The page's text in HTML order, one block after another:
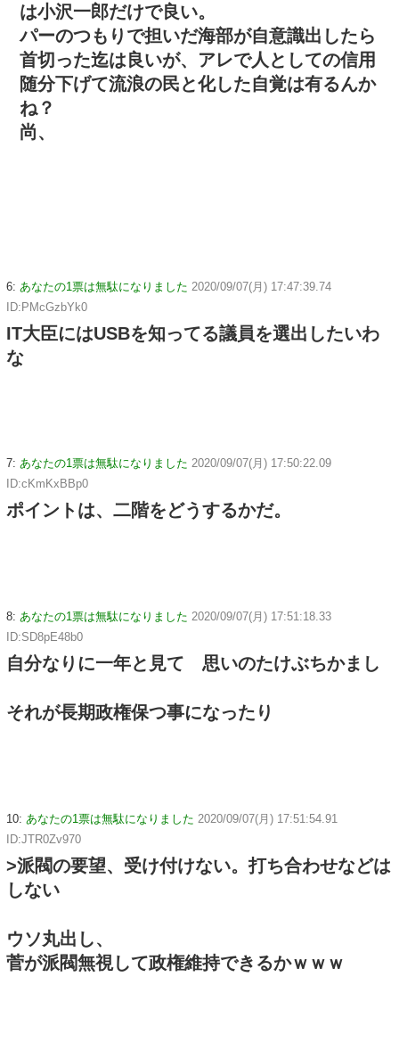
は小沢一郎だけで良い。
パーのつもりで担いだ海部が自意識出したら
首切った迄は良いが、アレで人としての信用
随分下げて流浪の民と化した自覚は有るんか
ね？
尚、
6: あなたの1票は無駄になりました 2020/09/07(月) 17:47:39.74
ID:PMcGzbYk0
IT大臣にはUSBを知ってる議員を選出したいわ
な
7: あなたの1票は無駄になりました 2020/09/07(月) 17:50:22.09
ID:cKmKxBBp0
ポイントは、二階をどうするかだ。
8: あなたの1票は無駄になりました 2020/09/07(月) 17:51:18.33
ID:SD8pE48b0
自分なりに一年と見て 思いのたけぶちかまし
それが長期政権保つ事になったり
10: あなたの1票は無駄になりました 2020/09/07(月) 17:51:54.91
ID:JTR0Zv970
>派閥の要望、受け付けない。打ち合わせなどは
しない
ウソ丸出し、
菅が派閥無視して政権維持できるかｗｗｗ